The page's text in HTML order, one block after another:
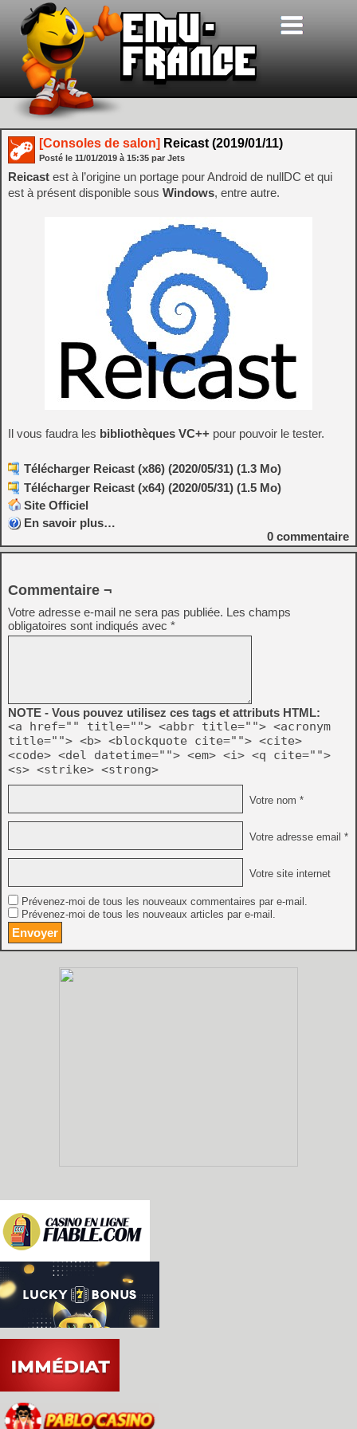
[Consoles de salon] Reicast (2019/01/11)
Posté le 11/01/2019 à 15:35 par Jets
Reicast est à l’origine un portage pour Android de nullDC et qui
est à présent disponible sous Windows, entre autre.
Il vous faudra les bibliothèques VC++ pour pouvoir le tester.
Télécharger Reicast (x86) (2020/05/31) (1.3 Mo)
Télécharger Reicast (x64) (2020/05/31) (1.5 Mo)
Site Officiel
En savoir plus…
0 commentaire
Commentaire ¬
Votre adresse e-mail ne sera pas publiée. Les champs
obligatoires sont indiqués avec *
NOTE - Vous pouvez utilisez ces tags et attributs HTML:
<a href="" title=""> <abbr title=""> <acronym
title=""> <b> <blockquote cite=""> <cite>
<code> <del datetime=""> <em> <i> <q cite="">
<s> <strike> <strong>
Votre nom *
Votre adresse email *
Votre site internet
Prévenez-moi de tous les nouveaux commentaires par e-mail.
Prévenez-moi de tous les nouveaux articles par e-mail.